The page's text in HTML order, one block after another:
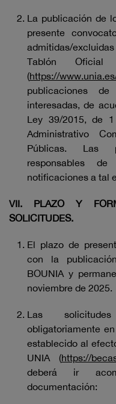
La publicación de
presente
admitidas/
Tablón
(https://
publicaciones
interesadas, de
Ley 39/2015, de
Administrativo
Públicas. Las
responsables
notificaciones a tal
VII. PLAZO Y
SOLICITUDES.
El plazo de
con la
BOUNIA y
noviembre de 2025.
Las
obligatoriamente
establecido al
UNIA (https://
deberá ir
documentación: